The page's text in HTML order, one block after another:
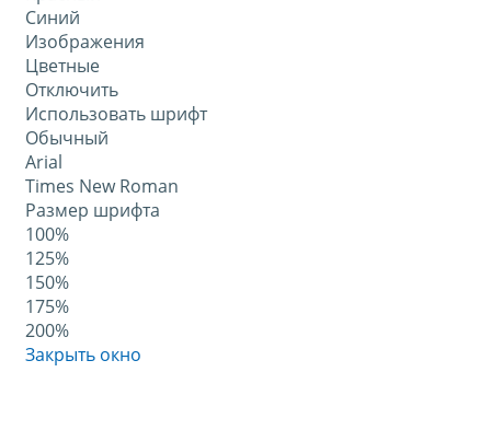
Синий
Изображения
Цветные
Отключить
Использовать шрифт
Обычный
Arial
Times New Roman
Размер шрифта
100%
125%
150%
175%
200%
Закрыть окно